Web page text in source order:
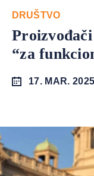
DRUŠTVO
“za
17. MAR.